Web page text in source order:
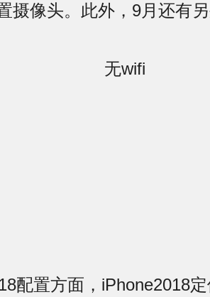
摄像头。此外，9月还有
置方面，iPhone2018定